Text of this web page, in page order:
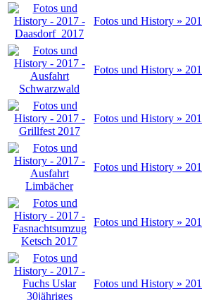
Fotos und History »
Fotos und History »
Fotos und History »
Fotos und History »
Fotos und History »
Fotos und History »